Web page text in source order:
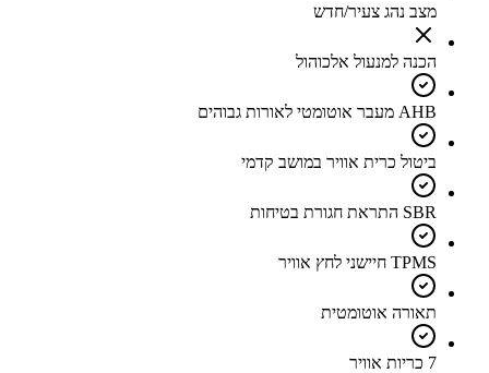
מצב נהג צעיר/חדש
הכנה למנעול אלכוהול
AHB מעבר אוטומטי לאורות גבוהים
ביטול כרית אוויר במושב קדמי
SBR התראת חגורת בטיחות
TPMS חיישני לחץ אוויר
תאורה אוטומטית
7 כריות אוויר